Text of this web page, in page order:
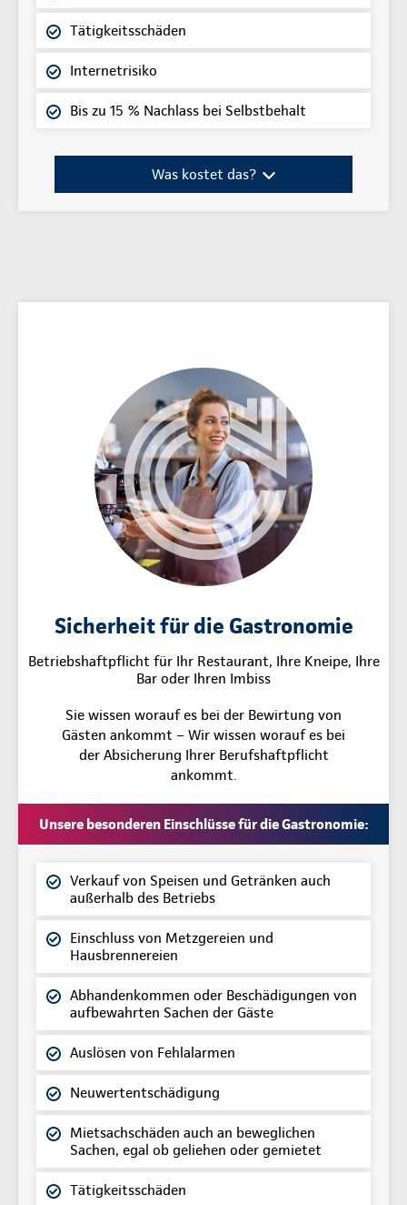
Tätigkeitsschäden
Internetrisiko
Bis zu 15 % Nachlass bei Selbstbehalt
Was kostet das?
Sicherheit für die Gastronomie
Betriebshaftpflicht für Ihr Restaurant, Ihre Kneipe, Ihre
Bar oder Ihren Imbiss
Sie wissen worauf es bei der Bewirtung von
Gästen ankommt – Wir wissen worauf es bei
der Absicherung Ihrer Berufshaftpflicht
ankommt.
Unsere besonderen Einschlüsse für die Gastronomie:
Verkauf von Speisen und Getränken auch
außerhalb des Betriebs
Einschluss von Metzgereien und
Hausbrennereien
Abhandenkommen oder Beschädigungen von
aufbewahrten Sachen der Gäste
Auslösen von Fehlalarmen
Neuwertentschädigung
Mietsachschäden auch an beweglichen
Sachen, egal ob geliehen oder gemietet
Tätigkeitsschäden